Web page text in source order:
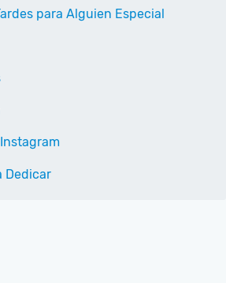
para Alguien Especial
Dedicar